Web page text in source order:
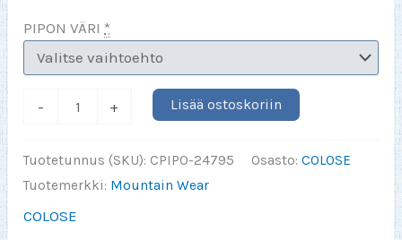
PIPON VÄRI *
-
Trikoopipo
+ Lisää ostoskoriin
Tuotetunnus (SKU): CPIPO-24795 Osasto:COLOSE
Tuotemerkki: Mountain Wear
COLOSE